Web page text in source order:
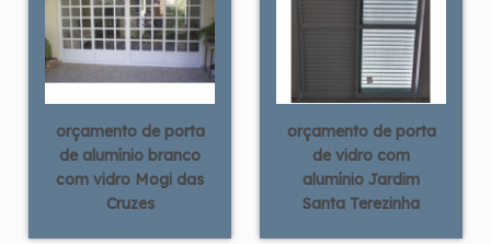
orçamento de porta
de alumínio branco
com vidro Mogi das
Cruzes
orçamento de porta
de vidro com
alumínio Jardim
Santa Terezinha